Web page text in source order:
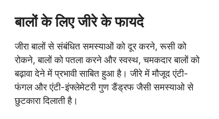
बालों के लिए जीरे के फायदे
जीरा बालों से संबंधित समस्याओं को दूर करने, रूसी को
रोकने, बालों को पतला करने और स्वस्थ, चमकदार बालों को
बढ़ावा देने में प्रभावी साबित हुआ है। जीरे में मौजूद एंटी-
फंगल और एंटी-इंफ्लेमेटरी गुण डैंड्रफ जैसी समस्याओ से
छुटकारा दिलाती है।